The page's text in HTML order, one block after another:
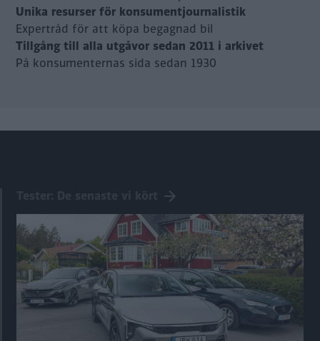
Unika resurser för konsumentjournalistik
Expertråd för att köpa begagnad bil
Tillgång till alla utgåvor sedan 2011 i arkivet
På konsumenternas sida sedan 1930